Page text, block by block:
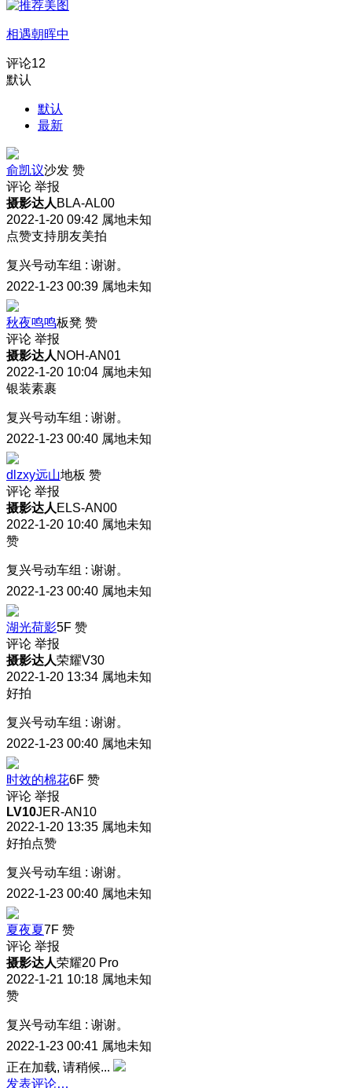
相遇朝晖中
评论12
默认
默认
最新
俞凯议沙发 赞
评论 举报
摄影达人 BLA-AL00
2022-1-20 09:42 属地未知
点赞支持朋友美拍
复兴号动车组 : 谢谢。
2022-1-23 00:39 属地未知
秋夜鸣鸣板凳 赞
评论 举报
摄影达人 NOH-AN01
2022-1-20 10:04 属地未知
银装素裹
复兴号动车组 : 谢谢。
2022-1-23 00:40 属地未知
dlzxy远山地板 赞
评论 举报
摄影达人 ELS-AN00
2022-1-20 10:40 属地未知
赞
复兴号动车组 : 谢谢。
2022-1-23 00:40 属地未知
湖光荷影5F 赞
评论 举报
摄影达人荣耀V30
2022-1-20 13:34 属地未知
好拍
复兴号动车组 : 谢谢。
2022-1-23 00:40 属地未知
时效的棉花6F 赞
评论 举报
LV10JER-AN10
2022-1-20 13:35 属地未知
好拍点赞
复兴号动车组 : 谢谢。
2022-1-23 00:40 属地未知
夏夜夏7F 赞
评论 举报
摄影达人荣耀20 Pro
2022-1-21 10:18 属地未知
赞
复兴号动车组 : 谢谢。
2022-1-23 00:41 属地未知
正在加载, 请稍候...
发表评论…